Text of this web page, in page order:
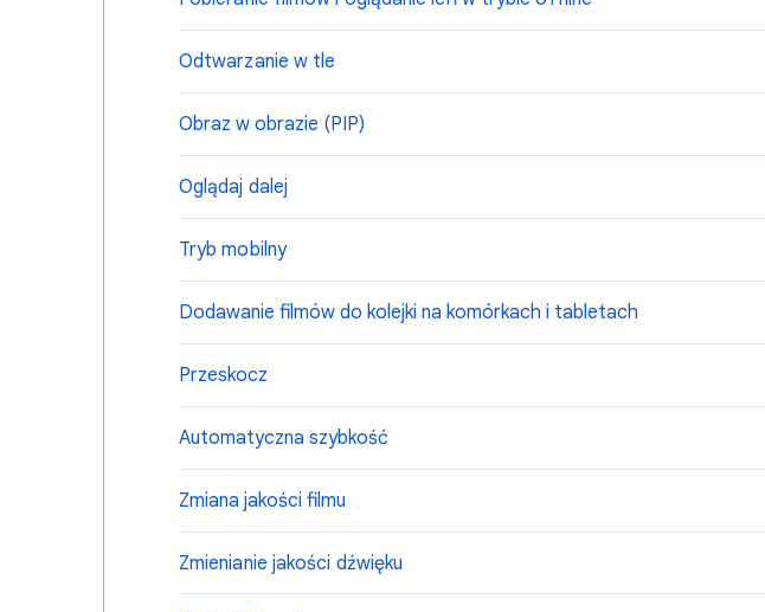
Odtwarzanie w tle
Obraz w obrazie (PIP)
Oglądaj dalej
Tryb mobilny
Dodawanie filmów do kolejki na komórkach i tabletach
Przeskocz
Automatyczna szybkość
Zmiana jakości filmu
Zmienianie jakości dźwięku